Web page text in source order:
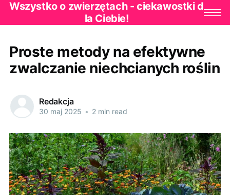
Wszystko o zwierzętach - ciekawostki d
la Ciebie!
Proste metody na efektywne
zwalczanie niechcianych roślin
Redakcja
30 maj 2025 • 2 min read